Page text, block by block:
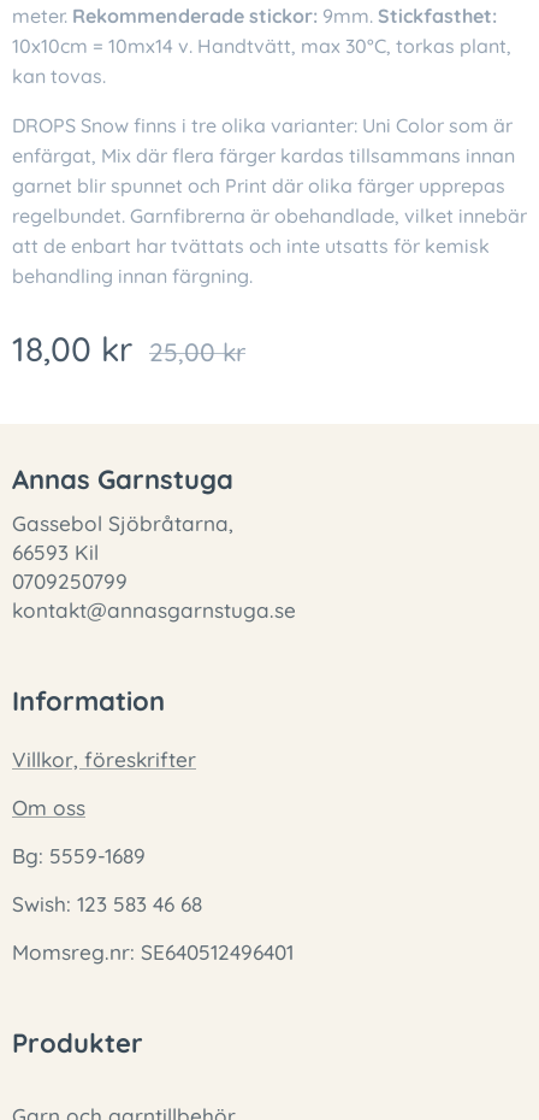
meter. Rekommenderade stickor: 9mm. Stickfasthet:
10x10cm = 10mx14 v. Handtvätt, max 30°C, torkas plant,
kan tovas.
DROPS Snow finns i tre olika varianter: Uni Color som är
enfärgat, Mix där flera färger kardas tillsammans innan
garnet blir spunnet och Print där olika färger upprepas
regelbundet. Garnfibrerna är obehandlade, vilket innebär
att de enbart har tvättats och inte utsatts för kemisk
behandling innan färgning.
18,00 kr 25,00kr
Annas Garnstuga
Gassebol Sjöbråtarna,
66593 Kil
0709250799
kontakt@annasgarnstuga.se
Information
Villkor, föreskrifter
Om oss
Bg: 5559-1689
Swish: 123 583 46 68
Momsreg.nr: SE640512496401
Produkter